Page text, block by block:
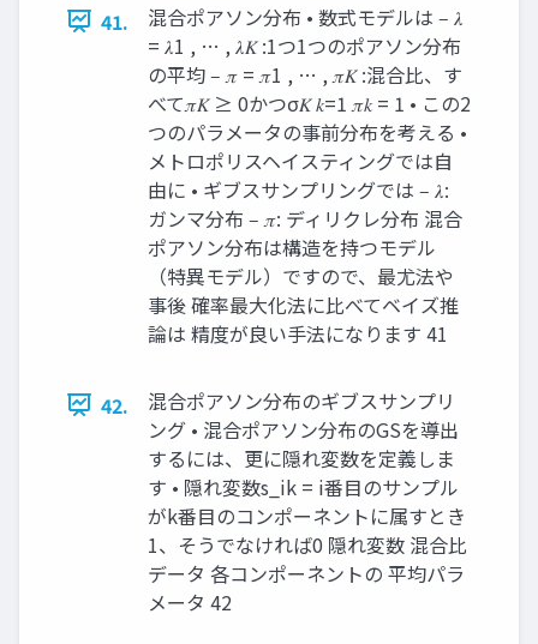
41.
混合ポアソン分布 • 数式モデルは ‒ 𝜆
= 𝜆1 , … , 𝜆𝐾 :1つ1つのポアソン分布
の平均 ‒ 𝜋 = 𝜋1 , … , 𝜋𝐾 :混合比、す
べて𝜋𝐾 ≥ 0かつσ𝐾 𝑘=1 𝜋𝑘 = 1 • この2
つのパラメータの事前分布を考える •
メトロポリスヘイスティングでは自
由に • ギブスサンプリングでは ‒ 𝜆:
ガンマ分布 ‒ 𝜋: ディリクレ分布 混合
ポアソン分布は構造を持つモデル
（特異モデル）ですので、最尤法や
事後 確率最大化法に比べてベイズ推
論は 精度が良い手法になります 41
42.
混合ポアソン分布のギブスサンプリ
ング • 混合ポアソン分布のGSを導出
するには、更に隠れ変数を定義しま
す • 隠れ変数s_ik = i番目のサンプル
がk番目のコンポーネントに属すとき
1、そうでなければ0 隠れ変数 混合比
データ 各コンポーネントの 平均パラ
メータ 42